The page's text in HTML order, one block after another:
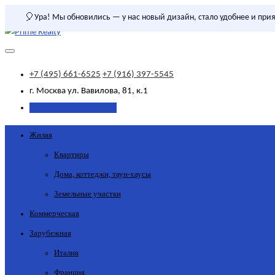
🎈 Ура! Мы обновились — у нас новый дизайн, стало удобнее и
+7 (495) 661-6525 +7 (916) 397-5545
г. Москва ул. Вавилова, 81, к.1
Жилая
Квартиры
Дома, коттеджи, таун-хаусы
Земельные участки
Коммерческая
Зарубежная
Италия
Франция